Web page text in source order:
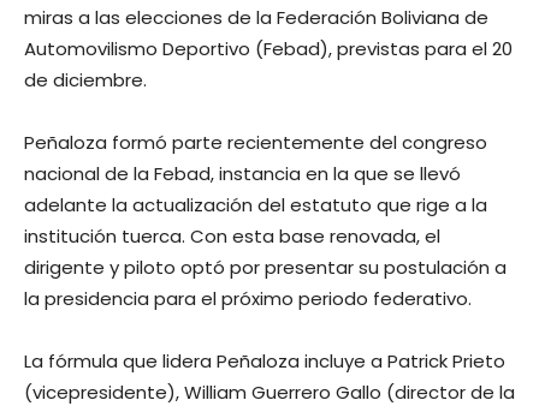
miras a las elecciones de la Federación Boliviana de
Automovilismo Deportivo (Febad), previstas para el 20
de diciembre.
Peñaloza formó parte recientemente del congreso
nacional de la Febad, instancia en la que se llevó
adelante la actualización del estatuto que rige a la
institución tuerca. Con esta base renovada, el
dirigente y piloto optó por presentar su postulación a
la presidencia para el próximo periodo federativo.
La fórmula que lidera Peñaloza incluye a Patrick Prieto
(vicepresidente), William Guerrero Gallo (director de la